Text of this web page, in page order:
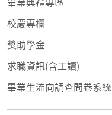
校慶專欄
獎助學金
求職資訊(含工讀)
畢業生流向調查問卷系統